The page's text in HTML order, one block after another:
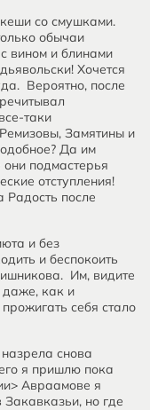
со смушками.
обычаи
вином и блинами
Хочется
Вероятно, после
таки
Замятины и
Да им
подмастерья
отступления!
Радость после
и без
и беспокоить
Им, видите
даже, как и
прожигать себя стало
снова
я пришлю пока
Авраамове я
но где